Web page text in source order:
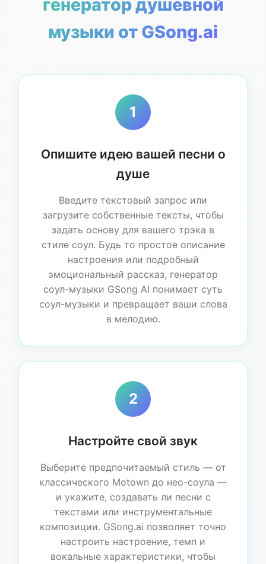
генератор душевной
музыки от GSong.ai
1
Опишите идею вашей песни о
душе
Введите текстовый запрос или
загрузите собственные тексты, чтобы
задать основу для вашего трэка в
стиле соул. Будь то простое описание
настроения или подробный
эмоциональный рассказ, генератор
соул-музыки GSong AI понимает суть
соул-музыки и превращает ваши слова
в мелодию.
2
Настройте свой звук
Выберите предпочитаемый стиль — от
классического Motown до нео-соула —
и укажите, создавать ли песни с
текстами или инструментальные
композиции. GSong.ai позволяет точно
настроить настроение, темп и
вокальные характеристики, чтобы